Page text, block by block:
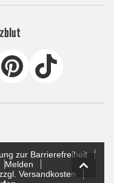
zur Barrierefreiheit
Melden
Versandkosten